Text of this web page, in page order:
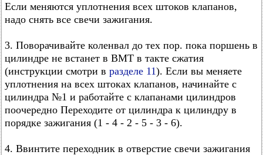
Если меняются уплотнения всех штоков клапанов,
надо снять все свечи зажигания.
3. Поворачивайте коленвал до тех пор. пока поршень в
цилиндре не встанет в ВМТ в такте сжатия
(инструкции смотри в разделе 11). Если вы меняете
уплотнения на всех штоках клапанов, начинайте с
цилиндра №1 и работайте с клапанами цилиндров
поочередно Переходите от цилиндра к цилиндру в
порядке зажигания (1 - 4 - 2 - 5 - 3 - 6).
4. Ввинтите переходник в отверстие свечи зажигания